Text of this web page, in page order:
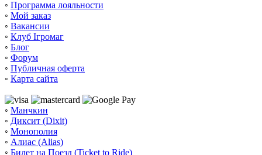
◦ Программа лояльности
◦ Мой заказ
◦ Вакансии
◦ Клуб Ігромаг
◦ Блог
◦ Форум
◦ Публичная оферта
◦ Карта сайта
◦ Манчкин
◦ Диксит (Dixit)
◦ Монополия
◦ Алиас (Alias)
◦ Билет на Поезд (Ticket to Ride)